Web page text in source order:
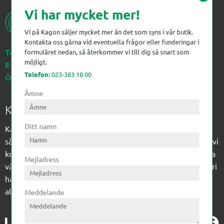
Telefon:023-383 18 00
E-post:kagon@kagon.se
Öppettider:Måndag-Fredag, 07-16
Kagon AB
Kagon har sedan 1972 levererat kompetens till
sågverksindustrin och övrig industri. Till träindustrin tillför vi
kunskap med optimeringslösningar från timmerplanen hela
vägen fram till paketering/emballering och till övrig industri
har vi ett komplement sortiment av teknikprodukter med
allt ifrån slangtillverkning till transmission och lager.
Vi har mycket mer!
Vi på Kagon säljer mycket mer än det som syns i vår butik.
Kontakta oss gärna vid eventuella frågor eller funderingar i
formuläret nedan, så återkommer vi till dig så snart som
möjligt.
Telefon:023-383 18 00
Ämne
Ditt namn
Mejladress
Meddelande